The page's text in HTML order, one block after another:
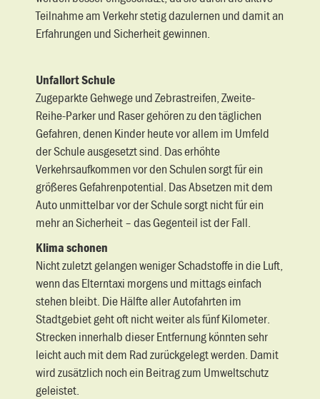
Teilnahme am Verkehr stetig dazulernen und damit an
Erfahrungen und Sicherheit gewinnen.
Unfallort Schule
Zugeparkte Gehwege und Zebrastreifen, Zweite-
Reihe-Parker und Raser gehören zu den täglichen
Gefahren, denen Kinder heute vor allem im Umfeld
der Schule ausgesetzt sind. Das erhöhte
Verkehrsaufkommen vor den Schulen sorgt für ein
größeres Gefahrenpotential. Das Absetzen mit dem
Auto unmittelbar vor der Schule sorgt nicht für ein
mehr an Sicherheit – das Gegenteil ist der Fall.
Klima schonen
Nicht zuletzt gelangen weniger Schadstoffe in die Luft,
wenn das Elterntaxi morgens und mittags einfach
stehen bleibt. Die Hälfte aller Autofahrten im
Stadtgebiet geht oft nicht weiter als fünf Kilometer.
Strecken innerhalb dieser Entfernung könnten sehr
leicht auch mit dem Rad zurückgelegt werden. Damit
wird zusätzlich noch ein Beitrag zum Umweltschutz
geleistet.